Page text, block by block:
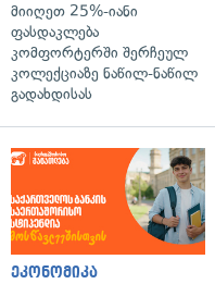
მიიღეთ 25%-იანი
ფასდაკლება
კომფორტერში შერჩეულ
კოლექციაზე ნაწილ-ნაწილ
გადახდისას
ეკონომიკა